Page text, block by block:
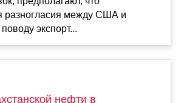
разногласия между США и
экспорт...
нефти в